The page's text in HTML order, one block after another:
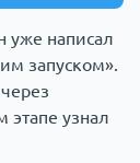
уже написал
запуском».
этапе узнал